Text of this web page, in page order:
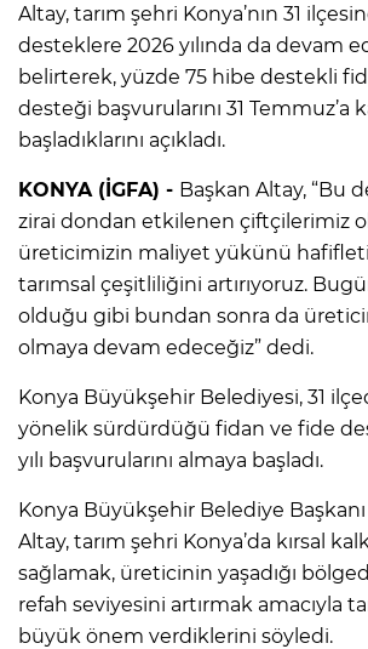
Altay, tarım şehri Konya’nın 31
desteklere 2026 yılında da devam
belirterek, yüzde 75 hibe destekli
desteği başvurularını 31 Temmuz’a
başladıklarını açıkladı.
KONYA (İGFA) - Başkan Altay, “Bu
zirai dondan etkilenen çiftçilerimiz
üreticimizin maliyet yükünü
tarımsal çeşitliliğini artırıyoruz.
olduğu gibi bundan sonra da
olmaya devam edeceğiz” dedi.
Konya Büyükşehir Belediyesi, 31
yönelik sürdürdüğü fidan ve fide
yılı başvurularını almaya başladı.
Konya Büyükşehir Belediye
Altay, tarım şehri Konya’da kırsal
sağlamak, üreticinin yaşadığı
refah seviyesini artırmak amacıyla
büyük önem verdiklerini söyledi.